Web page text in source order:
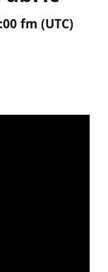
fm (UTC)